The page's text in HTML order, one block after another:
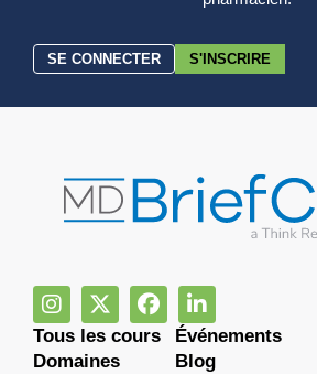
SE CONNECTER S'INSCRIRE
Tous les cours
Domaines
Événements
Blog